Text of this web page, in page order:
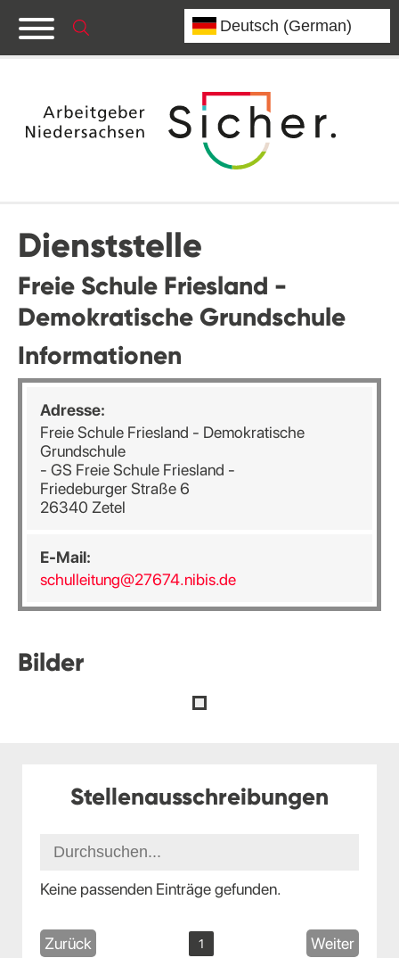
Dienststelle
Freie Schule Friesland -
Demokratische Grundschule
Informationen
Adresse:
Freie Schule Friesland - Demokratische
Grundschule
- GS Freie Schule Friesland -
Friedeburger Straße 6
26340 Zetel
E-Mail:
schulleitung@27674.nibis.de
Bilder
Stellenausschreibungen
Keine passenden Einträge gefunden.
Zurück 1 Weiter